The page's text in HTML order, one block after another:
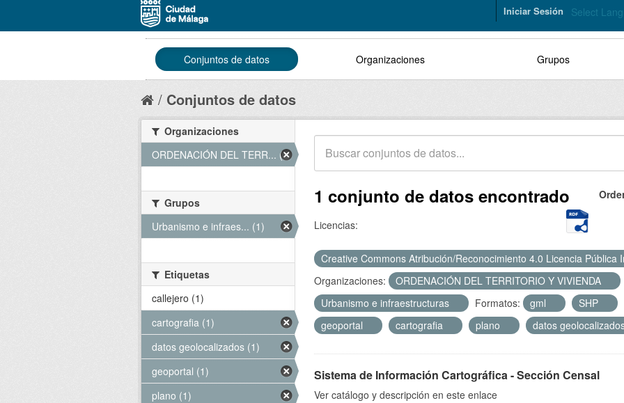
Select
Iniciar Sesión
Conjuntos de datos Organizaciones Grupos
Conjuntos de datos
1 conjunto de datos encontrado
Licencias:
Creative Commons Atribución/Reconocimiento 4.0 Licencia
Organizaciones:
ORDENACIÓN DEL TERRITORIO Y VIVIENDA
Urbanismo e infraestructuras
Formatos: gml
SHP
geoportal
cartografia plano datos
Sistema de Información Cartográfica - Sección Censal
Ver catálogo y descripción en este enlace
Organizaciones
ORDENACIÓN DEL TERR... (1)
Grupos
Urbanismo e infraes... (1)
Etiquetas
callejero (1)
cartografia (1)
datos geolocalizados (1)
geoportal (1)
plano (1)